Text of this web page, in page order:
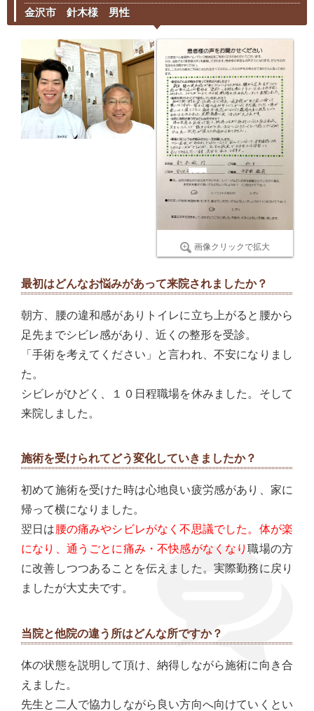
金沢市 針木様 男性
画像クリックで拡大
最初はどんなお悩みがあって来院されましたか？
朝方、腰の違和感がありトイレに立ち上がると腰から
足先までシビレ感があり、近くの整形を受診。
「手術を考えてください」と言われ、不安になりまし
た。
シビレがひどく、１０日程職場を休みました。そして
来院しました。
施術を受けられてどう変化していきましたか？
初めて施術を受けた時は心地良い疲労感があり、家に
帰って横になりました。
翌日は腰の痛みやシビレがなく不思議でした。体が楽
になり、通うごとに痛み・不快感がなくなり職場の方
に改善しつつあることを伝えました。実際勤務に戻り
ましたが大丈夫です。
当院と他院の違う所はどんな所ですか？
体の状態を説明して頂け、納得しながら施術に向き合
えました。
先生と二人で協力しながら良い方向へ向けていくとい